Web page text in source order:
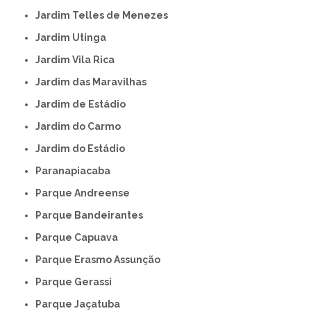
Jardim Telles de Menezes
Jardim Utinga
Jardim Vila Rica
Jardim das Maravilhas
Jardim de Estádio
Jardim do Carmo
Jardim do Estádio
Paranapiacaba
Parque Andreense
Parque Bandeirantes
Parque Capuava
Parque Erasmo Assunção
Parque Gerassi
Parque Jaçatuba